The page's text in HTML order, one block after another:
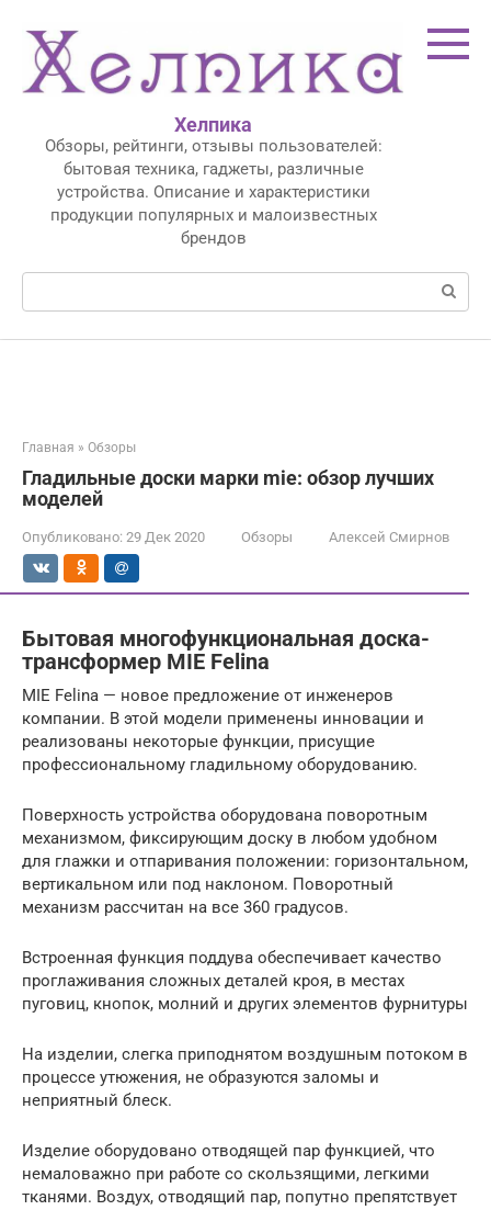
контенту
Хелпика
Обзоры, рейтинги, отзывы пользователей:
бытовая техника, гаджеты, различные
устройства. Описание и характеристики
продукции популярных и малоизвестных
брендов
Поиск:
Главная » Обзоры
Гладильные доски марки mie: обзор лучших
моделей
Опубликовано: 29 Дек 2020 Обзоры Алексей Смирнов
Бытовая многофункциональная доска-
трансформер MIE Felina
MIE Felina — новое предложение от инженеров
компании. В этой модели применены инновации и
реализованы некоторые функции, присущие
профессиональному гладильному оборудованию.
Поверхность устройства оборудована поворотным
механизмом, фиксирующим доску в любом удобном
для глажки и отпаривания положении: горизонтальном,
вертикальном или под наклоном. Поворотный
механизм рассчитан на все 360 градусов.
Встроенная функция поддува обеспечивает качество
проглаживания сложных деталей кроя, в местах
пуговиц, кнопок, молний и других элементов фурнитуры
На изделии, слегка приподнятом воздушным потоком в
процессе утюжения, не образуются заломы и
неприятный блеск.
Изделие оборудовано отводящей пар функцией, что
немаловажно при работе со скользящими, легкими
тканями. Воздух, отводящий пар, попутно препятствует